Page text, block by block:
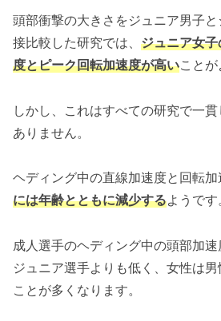
頭部衝撃の大きさをジュニア男子
接比較した研究では、 ジュニア女子
度とピーク回転加速度が高いことが
しかし、これはすべての研究で一
ありません。
ヘディング中の直線加速度と回転
には年齢とともに減少するようです
成人選手のヘディング中の頭部加
ジュニア選手よりも低く、女性は
ことが多くなります。